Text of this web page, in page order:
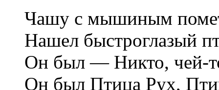
Чашу с мышиным
Нашeл быстроглазый
Он был — Никто, чей-
Он был Птица Рух,